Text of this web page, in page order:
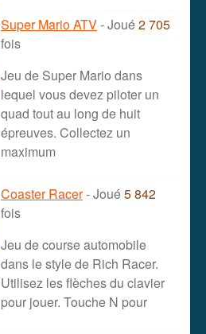
Super Mario ATV- Joué2 705
fois
Jeu de Super Mario dans
lequel vous devez piloter un
quad tout au long de huit
épreuves. Collectez un
maximum
Coaster Racer- Joué5 842
fois
Jeu de course automobile
dans le style de Rich Racer.
Utilisez les flèches du clavier
pour jouer. Touche N pour